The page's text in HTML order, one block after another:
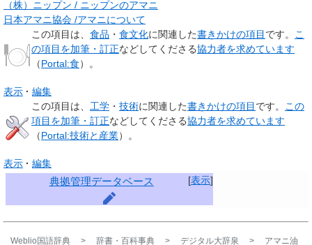
（株）ニップン / ニップンのアマニ
日本アマニ協会 /アマニについて
この項目は、 食品 ・ 食文化に関連した書きかけの項目 です。 こ
の項目を加筆・訂正などしてくださる協力者を求めています
（Portal:食）。
表示
編集
この項目は、 工学 ・ 技術に関連した書きかけの項目 です。 この
項目を加筆・訂正などしてくださる協力者を求めています
（Portal:技術と産業）。
表示
編集
[表示]
典拠管理データベース
Weblio国語辞典 > 辞書・百科事典 > デジタル大辞泉 >
アマニ油